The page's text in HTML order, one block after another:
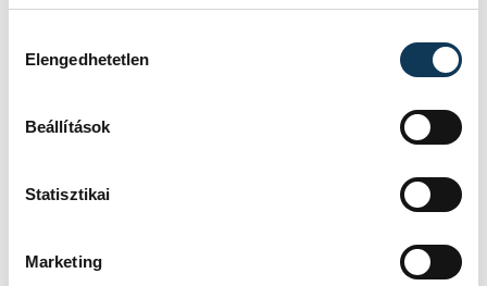
Elengedhetetlen
Beállítások
Statisztikai
Marketing
vendégeit a Radnóti téren.
közélet